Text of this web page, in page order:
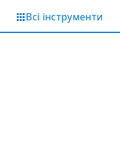
Всі інструменти